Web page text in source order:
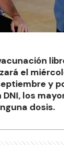
el
y
los
dosis.